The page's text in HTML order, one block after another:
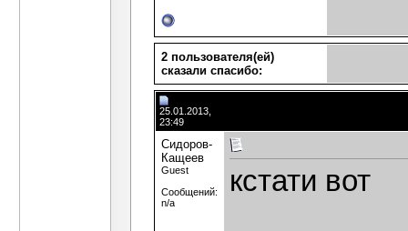
2 пользователя(ей)
сказали cпасибо:
25.01.2013,
23:49
Сидоров-
Кащеев
Guest
Сообщений:
n/a
кстати вот